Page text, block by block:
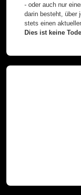
- oder auch nur
darin besteht, über
stets einen
Dies ist keine